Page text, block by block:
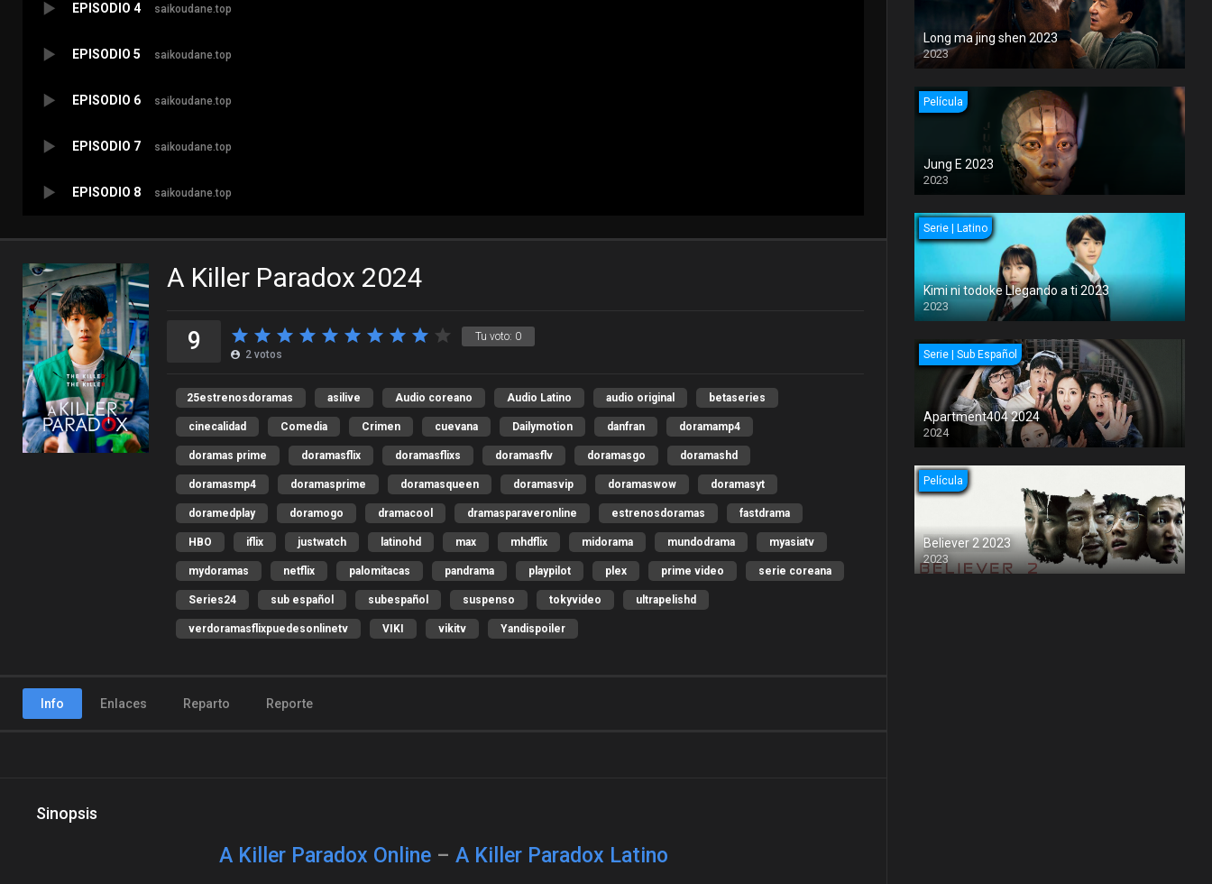
EPISODIO 4 saikoudane.top
EPISODIO 5 saikoudane.top
EPISODIO 6 saikoudane.top
EPISODIO 7 saikoudane.top
EPISODIO 8 saikoudane.top
A Killer Paradox 2024
Tu voto: 0
9 2 votos
25estrenosdoramas asilive Audio coreano Audio Latino audio original betaseries
cinecalidad Comedia Crimen cuevana Dailymotion danfran doramamp4
doramas prime doramasflix doramasflixs doramasflv doramasgo doramashd
doramasmp4 doramasprime doramasqueen doramasvip doramaswow doramasyt
doramedplay doramogo dramacool dramasparaveronline estrenosdoramas fastdrama
HBO iflix justwatch latinohd max mhdflix midorama mundodrama myasiatv
mydoramas netflix palomitacas pandrama playpilot plex prime video serie coreana
Series24 sub español subespañol suspenso tokyvideo ultrapelishd
verdoramasflixpuedesonlinetv VIKI vikitv Yandispoiler
Info Enlaces Reparto Reporte
Sinopsis
A Killer Paradox Online– A Killer Paradox Latino
Long ma jing shen 2023
2023
Película
Jung E 2023
2023
Serie | Latino
Kimi ni todoke Llegando a ti 2023
2023
Serie | Sub Español
Apartment404 2024
2024
Película
Believer 2 2023
2023